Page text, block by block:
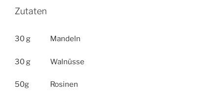
Zutaten
30 g
30 g
50g
Mandeln
Walnüsse
Rosinen